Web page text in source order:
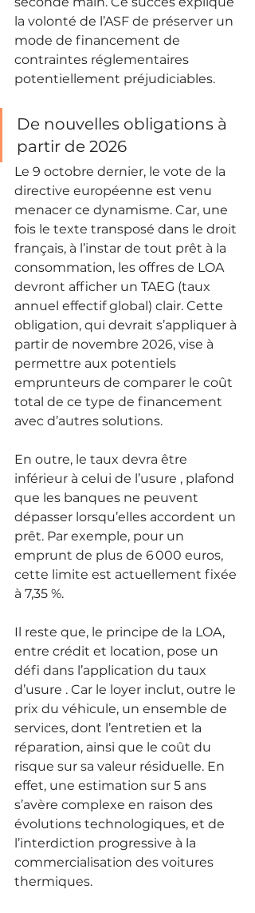
la volonté de l’ASF de préserver un
mode de financement de
contraintes réglementaires
potentiellement préjudiciables.
De nouvelles obligations à
partir de 2026
Le 9 octobre dernier, le vote de la
directive européenne est venu
menacer ce dynamisme. Car, une
fois le texte transposé dans le droit
français, à l’instar de tout prêt à la
consommation, les offres de LOA
devront afficher un TAEG (taux
annuel effectif global) clair. Cette
obligation, qui devrait s’appliquer à
partir de novembre 2026, vise à
permettre aux potentiels
emprunteurs de comparer le coût
total de ce type de financement
avec d’autres solutions.
En outre, le taux devra être
inférieur à celui de l’usure , plafond
que les banques ne peuvent
dépasser lorsqu’elles accordent un
prêt. Par exemple, pour un
emprunt de plus de 6 000 euros,
cette limite est actuellement fixée
à 7,35 %.
Il reste que, le principe de la LOA,
entre crédit et location, pose un
défi dans l’application du taux
d’usure . Car le loyer inclut, outre le
prix du véhicule, un ensemble de
services, dont l’entretien et la
réparation, ainsi que le coût du
risque sur sa valeur résiduelle. En
effet, une estimation sur 5 ans
s’avère complexe en raison des
évolutions technologiques, et de
l’interdiction progressive à la
commercialisation des voitures
thermiques.